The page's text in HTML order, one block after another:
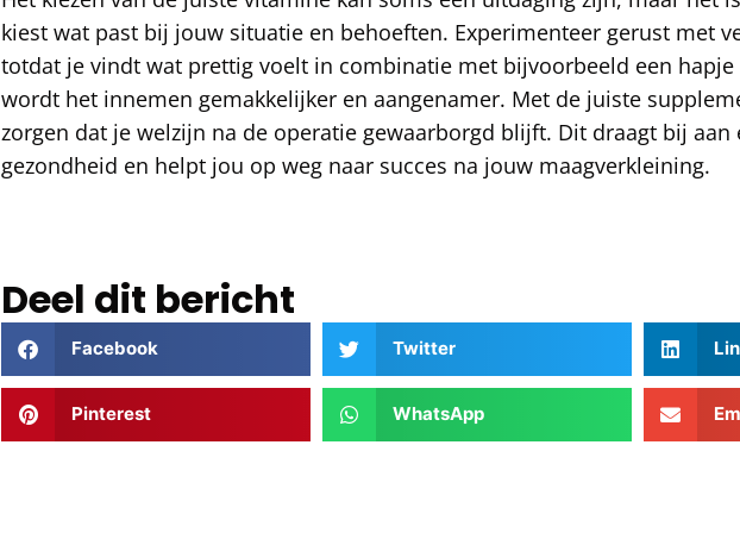
kiest wat past bij jouw situatie en behoeften. Experimenteer gerust met
totdat je vindt wat prettig voelt in combinatie met bijvoorbeeld een
wordt het innemen gemakkelijker en aangenamer. Met de juiste
zorgen dat je welzijn na de operatie gewaarborgd blijft. Dit draagt bij aan
gezondheid en helpt jou op weg naar succes na jouw maagverkleining.
Deel dit bericht
Facebook Twitter
Pinterest WhatsApp